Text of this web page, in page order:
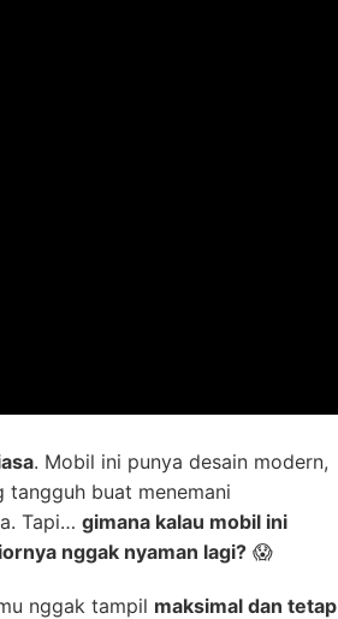
. Mobil ini punya desain modern,
buat menemani
Tapi… gimana kalau mobil ini
nggak nyaman lagi? 😱
nggak tampil maksimal dan tetap